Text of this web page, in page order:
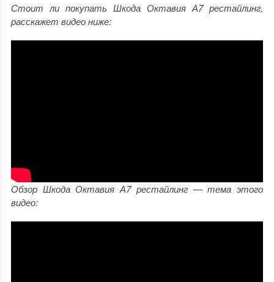
Стоит ли покупать Шкода Октавия А7 рестайлинг,
расскажет видео ниже:
Обзор Шкода Октавия А7 рестайлинг — тема этого
видео: